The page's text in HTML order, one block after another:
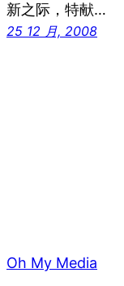
新之际，特献…
25 12 月, 2008
Oh My Media